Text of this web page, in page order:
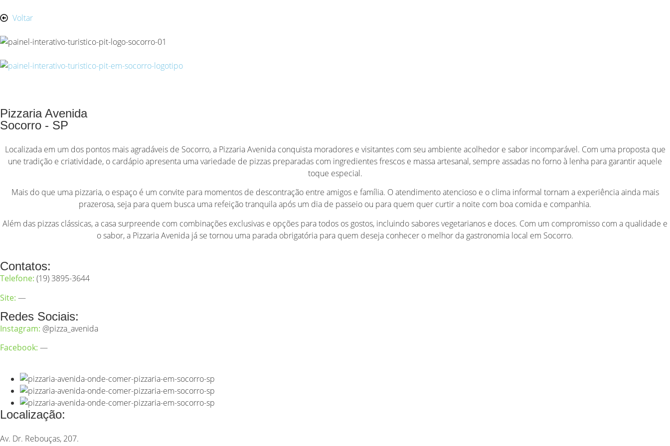
Voltar
Pizzaria Avenida
Socorro - SP
Localizada em um dos pontos mais agradáveis de Socorro, a Pizzaria Avenida conquista moradores e visitantes com seu ambiente acolhedor e sabor incomparável. Com uma proposta que
une tradição e criatividade, o cardápio apresenta uma variedade de pizzas preparadas com ingredientes frescos e massa artesanal, sempre assadas no forno à lenha para garantir aquele
toque especial.
Mais do que uma pizzaria, o espaço é um convite para momentos de descontração entre amigos e família. O atendimento atencioso e o clima informal tornam a experiência ainda mais
prazerosa, seja para quem busca uma refeição tranquila após um dia de passeio ou para quem quer curtir a noite com boa comida e companhia.
Além das pizzas clássicas, a casa surpreende com combinações exclusivas e opções para todos os gostos, incluindo sabores vegetarianos e doces. Com um compromisso com a qualidade e
o sabor, a Pizzaria Avenida já se tornou uma parada obrigatória para quem deseja conhecer o melhor da gastronomia local em Socorro.
Contatos:
Telefone: (19) 3895-3644
Site: —
Redes Sociais:
Instagram: @pizza_avenida
Facebook: —
Localização:
Av. Dr. Rebouças, 207.